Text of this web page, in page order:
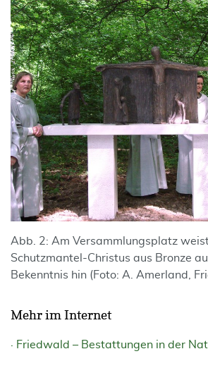
Abb. 2: Am Versammlungsplatz
Schutzmantel-Christus aus Bronze
Bekenntnis hin (Foto: A. Amerland,
Mehr im Internet
Friedwald – Bestattungen in der